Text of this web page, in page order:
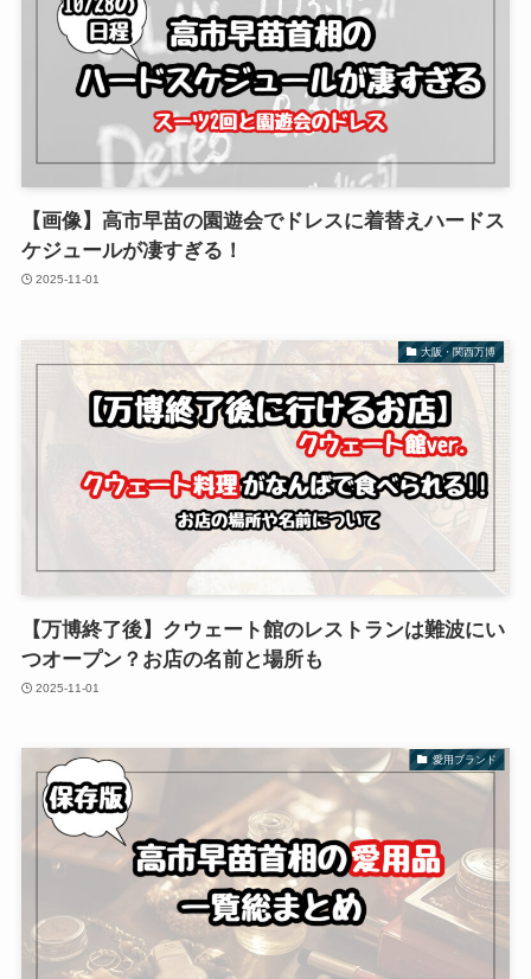
【画像】高市早苗の園遊会でドレスに着替えハードス
ケジュールが凄すぎる！
2025-11-01
大阪・関西万博
【万博終了後】クウェート館のレストランは難波にい
つオープン？お店の名前と場所も
2025-11-01
愛用ブランド